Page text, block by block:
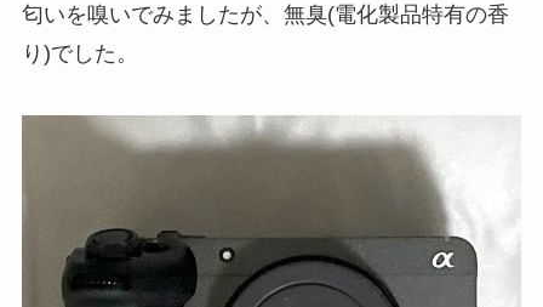
匂いを嗅いでみましたが、無臭(電化製品特有の香
り)でした。